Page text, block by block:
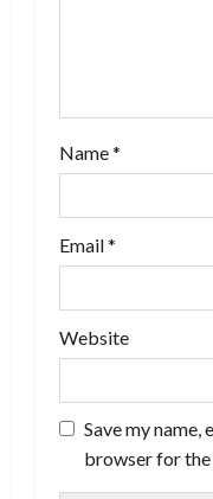
Name*
Email*
Website
Save my name,
browser for